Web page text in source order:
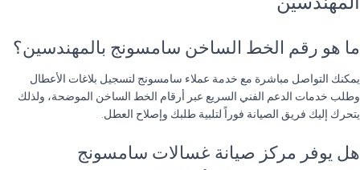
ما هو رقم الخط الساخن سامسونج بالمهندسين؟
يمكنك التواصل مباشرة مع خدمة عملاء سامسونج لتسجيل بلاغات الأعطال
وطلب خدمات الدعم الفني السريع عبر أرقام الخط الساخن الموضحة، ولذلك
يتحرك إليك فريق الصيانة فوراً لتلبية طلبك وإصلاح العطل.
هل يوفر مركز صيانة غسالات سامسونج